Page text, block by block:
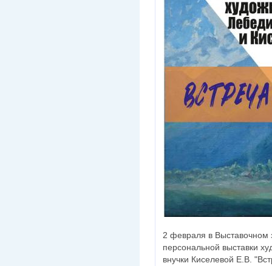
2 февраля в Выставочном
персональной выставки
внучки Киселевой Е.В.